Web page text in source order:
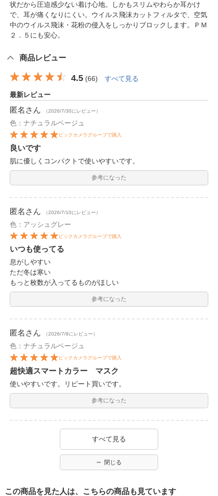
状だから圧迫感少ない着け心地。しかもスリムやわらか耳かけ
で、耳が痛くなりにくい。ウイルス飛沫カットフィルタで、空気
中のウイルス飛沫・花粉の侵入をしっかりブロックします。ＰＭ
２．５にも安心。
商品レビュー
4.5 (66) すべて見る
最新レビュー
匿名 さん （2026/7/30にレビュー）
色：ナチュラルベージュ
ビックカメラグループで購入
良いです
肌に優しくコンパクトで使いやすいです。
参考になった
匿名 さん （2026/7/10にレビュー）
色：アッシュグレー
ビックカメラグループで購入
いつも使ってる
息がしやすい
ただ冬は寒い
もっと枚数が入ってるものがほしい
参考になった
匿名 さん （2026/7/9にレビュー）
色：ナチュラルベージュ
ビックカメラグループで購入
超快適スマートカラー マスク
使いやすいです。リピート買いです。
参考になった
すべて見る
閉じる
この商品を見た人は、こちらの商品も見ています